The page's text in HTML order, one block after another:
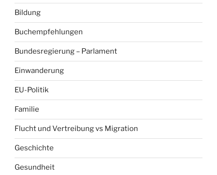
Bildung
Buchempfehlungen
Bundesregierung – Parlament
Einwanderung
EU-Politik
Familie
Flucht und Vertreibung vs Migration
Geschichte
Gesundheit